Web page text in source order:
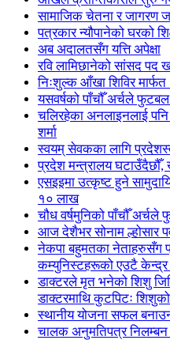
सामाजिक चेतना र जागरण
पत्रकार न्यौपानेको घरको
अब अदालतसँग यत्ति अपेक्षा
रवि लामिछानेको सांसद पद
निःशुल्क आँखा शिविर
यसवर्षको पाँचौँ अर्चले फुटबल
चलिरहेका अनलाइनलाई पनि
शर्मा
स्वयम् सेवकका लागि
प्रदेश मन्त्रालय घटाउँदैछौँ,
एसइइमा उत्कृष्ट हुने
१० लाख
चौध वर्षमुनिको पाँचौँ अर्चले
आज देशैभर सोनाम ल्होसार
नेकपा बहुमतका नेताहरुसँग
कम्युनिस्टहरूको एउटै
डाक्टरले मृत भनेको शिशु
डाक्टरमाथि कुटपिटः
स्थानीय योजना सफल
चालक अनुमतिपत्र निलम्बन